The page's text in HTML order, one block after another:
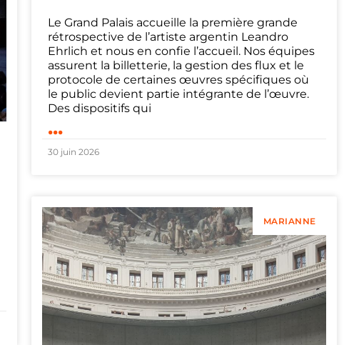
Le Grand Palais accueille la première grande
rétrospective de l’artiste argentin Leandro
Ehrlich et nous en confie l’accueil. Nos équipes
assurent la billetterie, la gestion des flux et le
protocole de certaines œuvres spécifiques où
le public devient partie intégrante de l’œuvre.
Des dispositifs qui
...
30 juin 2026
MARIANNE